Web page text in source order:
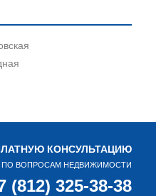
КОНСУЛЬТАЦИЮ
ПО ВОПРОСАМ НЕДВИЖИМОСТИ
(812) 325-38-38